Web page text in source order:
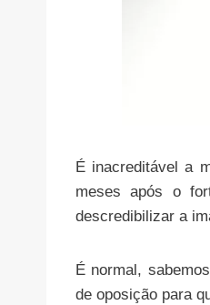
É inacreditável a
meses após o
descredibilizar a
É normal,
de oposição para